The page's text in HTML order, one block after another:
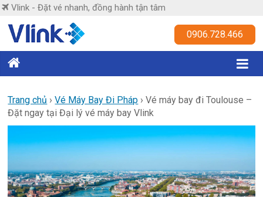
Skip
content
Vlink - Đặt vé nhanh, đồng hành tận tâm
Vlink
nhanh,
đồng
hành
tận
tâm
0906.728.466
Trang chủ ›Vé Máy Bay Đi Pháp ›Vé máy bay đi Toulouse –
Đặt ngay tại Đại lý vé máy bay Vlink